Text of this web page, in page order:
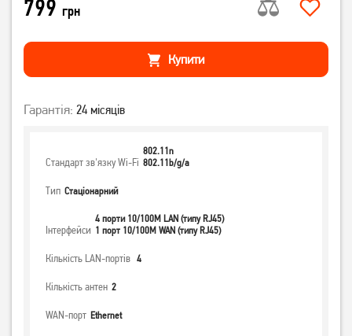
799 грн
Купити
Гарантія: 24 місяців
Стандарт зв'язку Wi-Fi
802.11n
802.11b/g/a
Тип Стаціонарний
Інтерфейси
4 порти 10/100M LAN (типу RJ45)
1 порт 10/100M WAN (типу RJ45)
Кількість LAN-портів 4
Кількість антен 2
WAN-порт Ethernet